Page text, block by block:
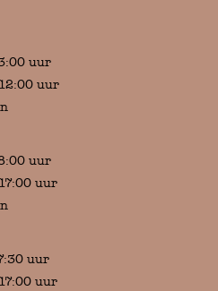
uur
uur
uur
uur
uur
uur